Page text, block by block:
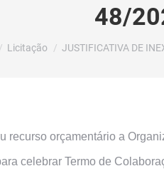
48/
aqui:
Licitação JUSTIFICATIVA DE
recurso orçamentário a
celebrar Termo de